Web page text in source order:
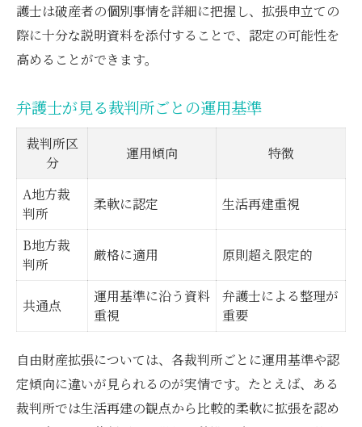
護士は破産者の個別事情を詳細に把握し、拡張申立ての
際に十分な説明資料を添付することで、認定の可能性を
高めることができます。
弁護士が見る裁判所ごとの運用基準
裁判所区
分
運用傾向 特徴
A地方裁
判所
柔軟に認定 生活再建重視
B地方裁
判所
厳格に適用 原則超え限定的
共通点
運用基準に沿う資料
重視
弁護士による整理が
重要
自由財産拡張については、各裁判所ごとに運用基準や認
定傾向に違いが見られるのが実情です。たとえば、ある
裁判所では生活再建の観点から比較的柔軟に拡張を認め